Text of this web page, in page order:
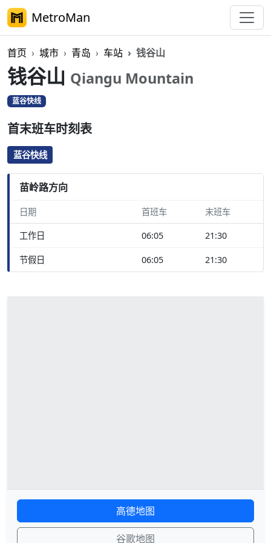
MetroMan
首页 城市 青岛 车站 钱谷山
钱谷山 Qiangu Mountain
蓝谷快线
首末班车时刻表
蓝谷快线
苗岭路方向
日期 首班车 末班车
工作日 06:05 21:30
节假日 06:05 21:30
高德地图
谷歌地图